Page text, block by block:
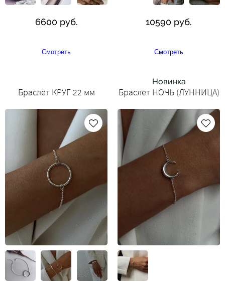
6600 руб.
Смотреть
10590 руб.
Смотреть
Браслет КРУГ 22 мм
Новинка
Браслет НОЧЬ (ЛУННИЦА)